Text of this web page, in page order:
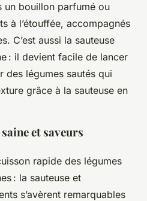
un bouillon parfumé ou
à l’étouffée, accompagnés
C’est aussi la sauteuse
: il devient facile de lancer
des légumes sautés qui
grâce à la sauteuse en
et saveurs
rapide des légumes
: la sauteuse et
s’avèrent remarquables